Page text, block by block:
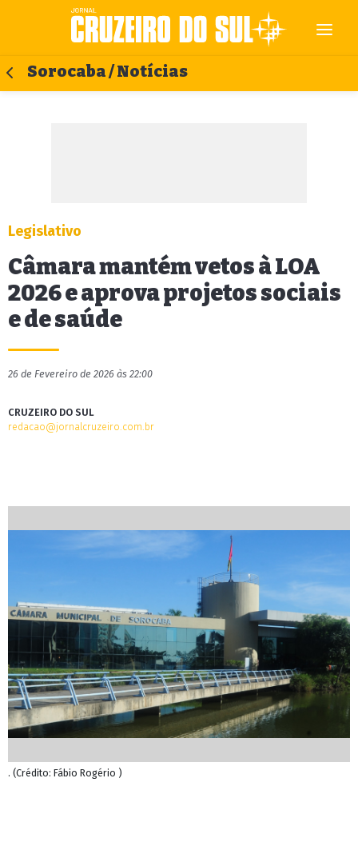
Sorocaba / Notícias
Legislativo
Câmara mantém vetos à LOA
2026 e aprova projetos sociais
e de saúde
26 de Fevereiro de 2026 às 22:00
CRUZEIRO DO SUL
redacao@jornalcruzeiro.com.br
. (Crédito: Fábio Rogério )